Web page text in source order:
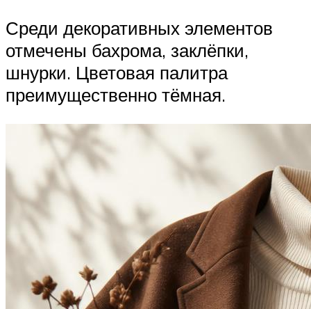
Среди декоративных элементов
отмечены бахрома, заклёпки,
шнурки. Цветовая палитра
преимущественно тёмная.